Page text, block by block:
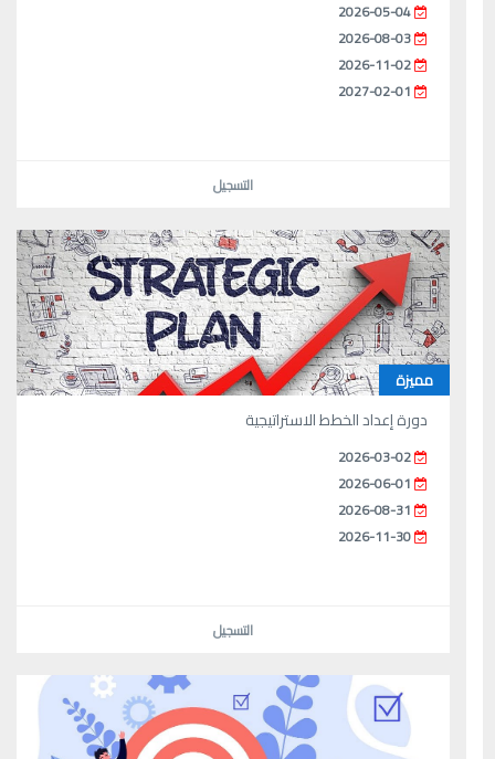
2026-05-04
2026-08-03
2026-11-02
2027-02-01
التسجيل
مميزة
دورة إعداد الخطط الاستراتيجية
2026-03-02
2026-06-01
2026-08-31
2026-11-30
التسجيل